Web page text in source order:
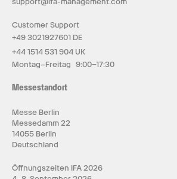
Customer Support
+49 3021927601 DE
+44 1514 531 904 UK
Montag–Freitag 9:00–17:30
Messestandort
Messe Berlin
Messedamm 22
14055 Berlin
Deutschland
Öffnungszeiten IFA 2026